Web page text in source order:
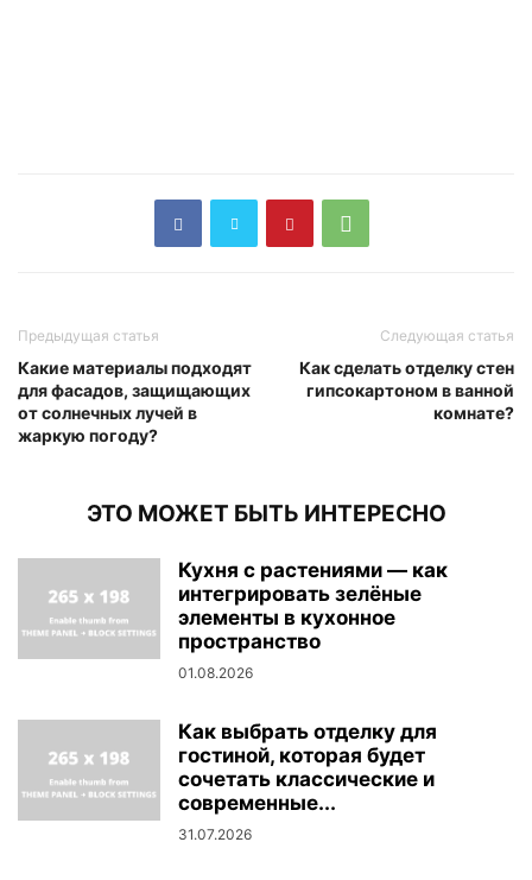
Предыдущая статья
Какие материалы подходят
для фасадов, защищающих
от солнечных лучей в
жаркую погоду?
Следующая статья
Как сделать отделку стен
гипсокартоном в ванной
комнате?
ЭТО МОЖЕТ БЫТЬ ИНТЕРЕСНО
Кухня с растениями — как
интегрировать зелёные
элементы в кухонное
пространство
01.08.2026
Как выбрать отделку для
гостиной, которая будет
сочетать классические и
современные...
31.07.2026